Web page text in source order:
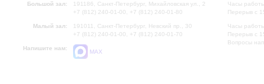
Большой зал:
191186, Санкт-Петербург, Михайловская ул., 2
+7 (812) 240-01-00, +7 (812) 240-01-80
Малый зал:
191011, Санкт-Петербург, Невский пр., 30
+7 (812) 240-01-00, +7 (812) 240-01-70
Напишите нам:
MAX
Часы
Перерыв с
Часы
Перерыв с
Вопросы